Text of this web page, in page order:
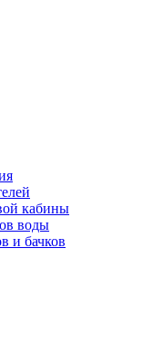
кабины
воды
и бачков